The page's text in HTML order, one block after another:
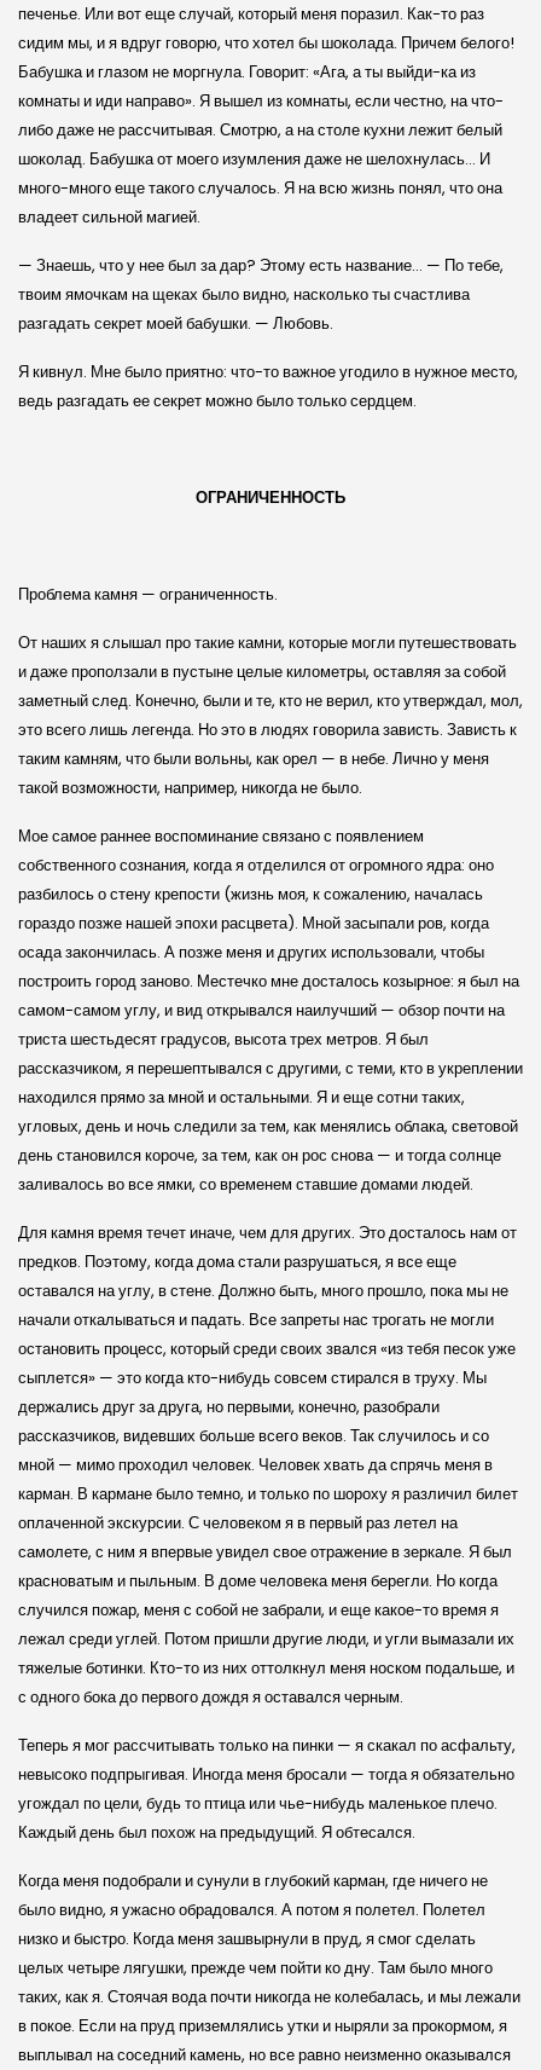
печенье. Или вот еще случай, который меня поразил. Как-то раз
сидим мы, и я вдруг говорю, что хотел бы шоколада. Причем белого!
Бабушка и глазом не моргнула. Говорит: «Ага, а ты выйди-ка из
комнаты и иди направо». Я вышел из комнаты, если честно, на что-
либо даже не рассчитывая. Смотрю, а на столе кухни лежит белый
шоколад. Бабушка от моего изумления даже не шелохнулась… И
много-много еще такого случалось. Я на всю жизнь понял, что она
владеет сильной магией.
— Знаешь, что у нее был за дар? Этому есть название… — По тебе,
твоим ямочкам на щеках было видно, насколько ты счастлива
разгадать секрет моей бабушки. — Любовь.
Я кивнул. Мне было приятно: что-то важное угодило в нужное место,
ведь разгадать ее секрет можно было только сердцем.
ОГРАНИЧЕННОСТЬ
Проблема камня — ограниченность.
От наших я слышал про такие камни, которые могли путешествовать
и даже проползали в пустыне целые километры, оставляя за собой
заметный след. Конечно, были и те, кто не верил, кто утверждал, мол,
это всего лишь легенда. Но это в людях говорила зависть. Зависть к
таким камням, что были вольны, как орел — в небе. Лично у меня
такой возможности, например, никогда не было.
Мое самое раннее воспоминание связано с появлением
собственного сознания, когда я отделился от огромного ядра: оно
разбилось о стену крепости (жизнь моя, к сожалению, началась
гораздо позже нашей эпохи расцвета). Мной засыпали ров, когда
осада закончилась. А позже меня и других использовали, чтобы
построить город заново. Местечко мне досталось козырное: я был на
самом-самом углу, и вид открывался наилучший — обзор почти на
триста шестьдесят градусов, высота трех метров. Я был
рассказчиком, я перешептывался с другими, с теми, кто в укреплении
находился прямо за мной и остальными. Я и еще сотни таких,
угловых, день и ночь следили за тем, как менялись облака, световой
день становился короче, за тем, как он рос снова — и тогда солнце
заливалось во все ямки, со временем ставшие домами людей.
Для камня время течет иначе, чем для других. Это досталось нам от
предков. Поэтому, когда дома стали разрушаться, я все еще
оставался на углу, в стене. Должно быть, много прошло, пока мы не
начали откалываться и падать. Все запреты нас трогать не могли
остановить процесс, который среди своих звался «из тебя песок уже
сыплется» — это когда кто-нибудь совсем стирался в труху. Мы
держались друг за друга, но первыми, конечно, разобрали
рассказчиков, видевших больше всего веков. Так случилось и со
мной — мимо проходил человек. Человек хвать да спрячь меня в
карман. В кармане было темно, и только по шороху я различил билет
оплаченной экскурсии. С человеком я в первый раз летел на
самолете, с ним я впервые увидел свое отражение в зеркале. Я был
красноватым и пыльным. В доме человека меня берегли. Но когда
случился пожар, меня с собой не забрали, и еще какое-то время я
лежал среди углей. Потом пришли другие люди, и угли вымазали их
тяжелые ботинки. Кто-то из них оттолкнул меня носком подальше, и
с одного бока до первого дождя я оставался черным.
Теперь я мог рассчитывать только на пинки — я скакал по асфальту,
невысоко подпрыгивая. Иногда меня бросали — тогда я обязательно
угождал по цели, будь то птица или чье-нибудь маленькое плечо.
Каждый день был похож на предыдущий. Я обтесался.
Когда меня подобрали и сунули в глубокий карман, где ничего не
было видно, я ужасно обрадовался. А потом я полетел. Полетел
низко и быстро. Когда меня зашвырнули в пруд, я смог сделать
целых четыре лягушки, прежде чем пойти ко дну. Там было много
таких, как я. Стоячая вода почти никогда не колебалась, и мы лежали
в покое. Если на пруд приземлялись утки и ныряли за прокормом, я
выплывал на соседний камень, но все равно неизменно оказывался